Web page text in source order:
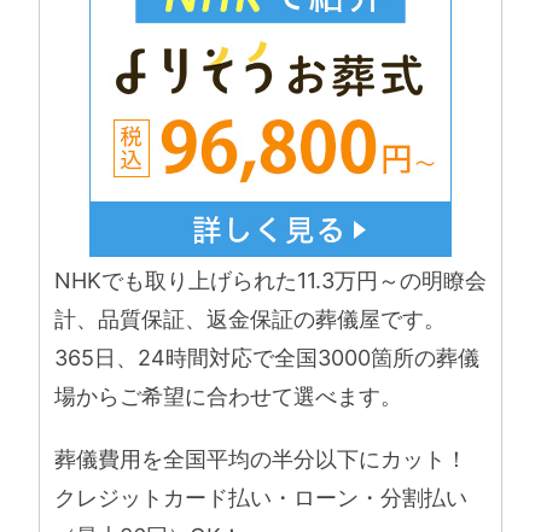
NHKでも取り上げられた11.3万円～の明瞭会
計、品質保証、返金保証の葬儀屋です。
365日、24時間対応で全国3000箇所の葬儀
場からご希望に合わせて選べます。
葬儀費用を全国平均の半分以下にカット！
クレジットカード払い・ローン・分割払い